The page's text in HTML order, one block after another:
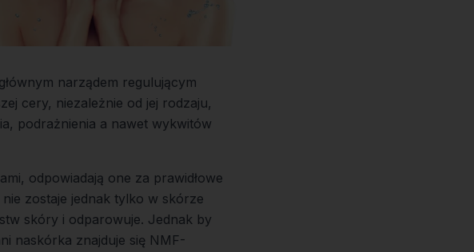
narządem regulującym
cery, niezależnie od jej rodzaju,
podrażnienia a nawet wykwitów
odpowiadają one za prawidłowe
zostaje jednak tylko w skórze
skóry i odparowuje. Jednak by
naskórka znajduje się NMF-